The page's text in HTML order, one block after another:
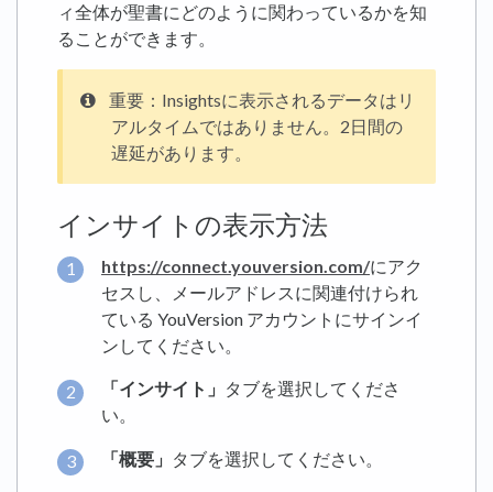
ィ全体が聖書にどのように関わっているかを知
ることができます。
重要：Insightsに表示されるデータはリ
アルタイムではありません。2日間の
遅延があります。
インサイトの表示方法
https://connect.youversion.com/にアク
セスし、メールアドレスに関連付けられ
ている YouVersion アカウントにサインイ
ンしてください。
「インサイト」 タブを選択してくださ
い。
「概要」 タブを選択してください。